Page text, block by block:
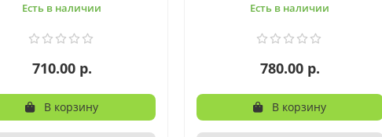
Есть в наличии
710.00 р.
В корзину
Есть в наличии
780.00 р.
В корзину